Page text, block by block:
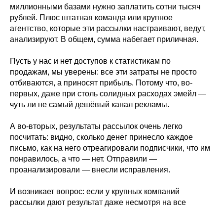
миллионными базами нужно заплатить сотни тысяч
рублей. Плюс штатная команда или крупное
агентство, которые эти рассылки настраивают, ведут,
анализируют. В общем, сумма набегает приличная.
Пусть у нас и нет доступов к статистикам по
продажам, мы уверены: все эти затраты не просто
отбиваются, а приносят прибыль. Потому что, во-
первых, даже при столь солидных расходах эмейл —
чуть ли не самый дешёвый канал рекламы.
А во-вторых, результаты рассылок очень легко
посчитать: видно, сколько денег принесло каждое
письмо, как на него отреагировали подписчики, что им
понравилось, а что — нет. Отправили —
проанализировали — внесли исправления.
И возникает вопрос: если у крупных компаний
рассылки дают результат даже несмотря на все